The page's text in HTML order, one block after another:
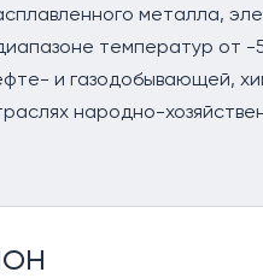
металла,
температур от
и газодобывающей,
народно-